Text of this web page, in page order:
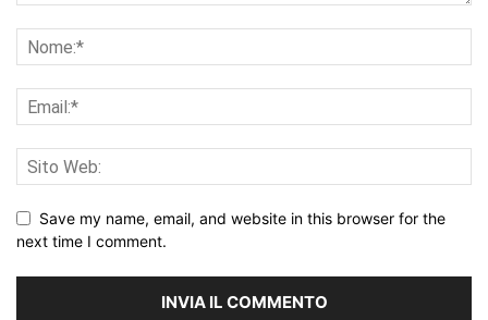
Save my name, email, and website in this browser for the
next time I comment.